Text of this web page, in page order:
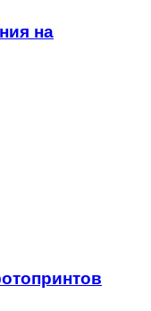
на